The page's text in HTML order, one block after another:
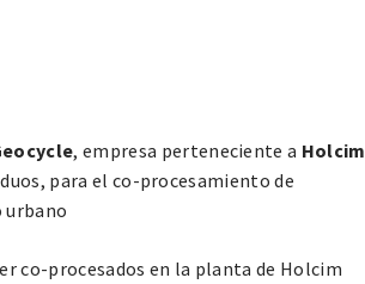
, empresa perteneciente a Holcim
para el co-procesamiento de
urbano
co-procesados en la planta de Holcim